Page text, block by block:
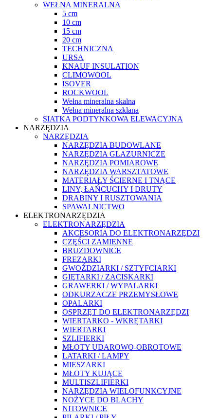
WEŁNA MINERALNA
5 cm
10 cm
15 cm
20 cm
TECHNICZNA
URSA
KNAUF INSULATION
CLIMOWOOL
ISOVER
ROCKWOOL
Wełna mineralna skalna
Wełna mineralna szklana
SIATKA PODTYNKOWA ELEWACYJNA
NARZĘDZIA
NARZĘDZIA
NARZĘDZIA BUDOWLANE
NARZĘDZIA GLAZURNICZE
NARZĘDZIA POMIAROWE
NARZĘDZIA WARSZTATOWE
MATERIAŁY ŚCIERNE I TNĄCE
LINY, ŁAŃCUCHY I DRUTY
DRABINY I RUSZTOWANIA
SPAWALNICTWO
ELEKTRONARZĘDZIA
ELEKTRONARZĘDZIA
AKCESORIA DO ELEKTRONARZĘDZI
CZĘŚCI ZAMIENNE
BRUZDOWNICE
FREZARKI
GWOŹDZIARKI / SZTYFCIARKI
GIĘTARKI / ZACISKARKI
GRAWERKI / WYPALARKI
ODKURZACZE PRZEMYSŁOWE
OPALARKI
OSPRZĘT DO ELEKTRONARZĘDZI
WIERTARKO - WKRĘTARKI
WIERTARKI
SZLIFIERKI
MŁOTY UDAROWO-OBROTOWE
LATARKI / LAMPY
MIESZARKI
MŁOTY KUJĄCE
MULTISZLIFIERKI
NARZĘDZIA WIELOFUNKCYJNE
NOŻYCE DO BLACHY
NITOWNICE